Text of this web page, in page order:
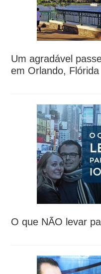
Um agradável
em Orlando, Flórida
O que NÃO levar